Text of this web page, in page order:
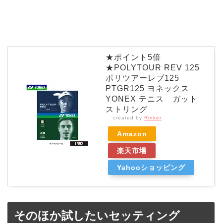
★ポイント5倍
★POLYTOUR REV 125
ポリツアーレブ125
PTGR125 ヨネックス
YONEX テニス ガット
ストリング
created by Rinker
Amazon
楽天市場
Yahooショッピング
そのほか試したいセッティング